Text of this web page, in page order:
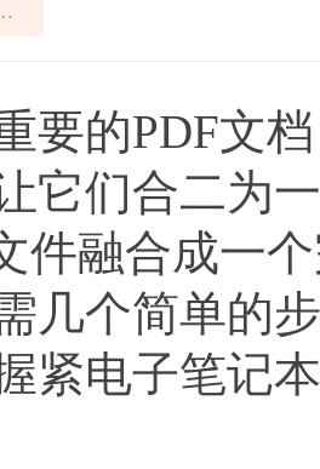
并成一个文件
要的PDF文
它们合二为
件融合成一
几个简单的
紧电子笔记